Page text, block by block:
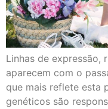
Linhas de expressão,
aparecem com o
que mais reflete esta
genéticos são